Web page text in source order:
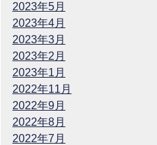
2023年5月
2023年4月
2023年3月
2023年2月
2023年1月
2022年11月
2022年9月
2022年8月
2022年7月